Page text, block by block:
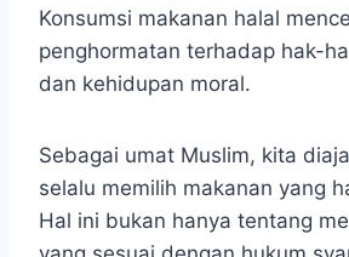
Konsumsi makanan halal
penghormatan terhadap hak-
dan kehidupan moral.
Sebagai umat Muslim, kita
selalu memilih makanan yang
Hal ini bukan hanya tentang